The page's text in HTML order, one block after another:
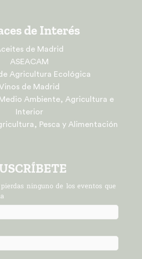
de Interés
de Madrid
ASEACAM
Agricultura Ecológica
de Madrid
Ambiente, Agricultura e
Interior
Pesca y Alimentación
ninguno de los eventos que